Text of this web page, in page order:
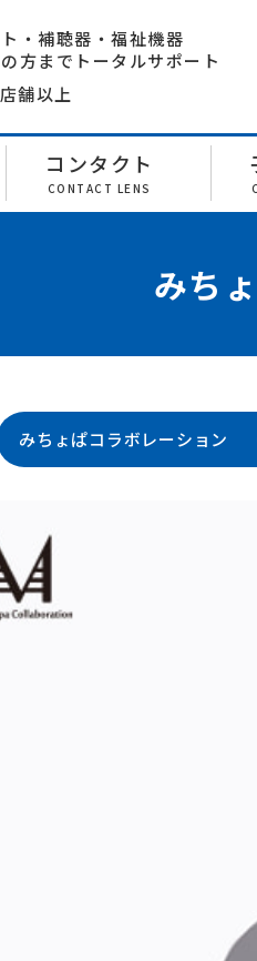
・補聴器・福祉機器
方までトータルサポート
舗以上
コンタクト
CONTACT LENS
みち
みちょぱコラボレーション